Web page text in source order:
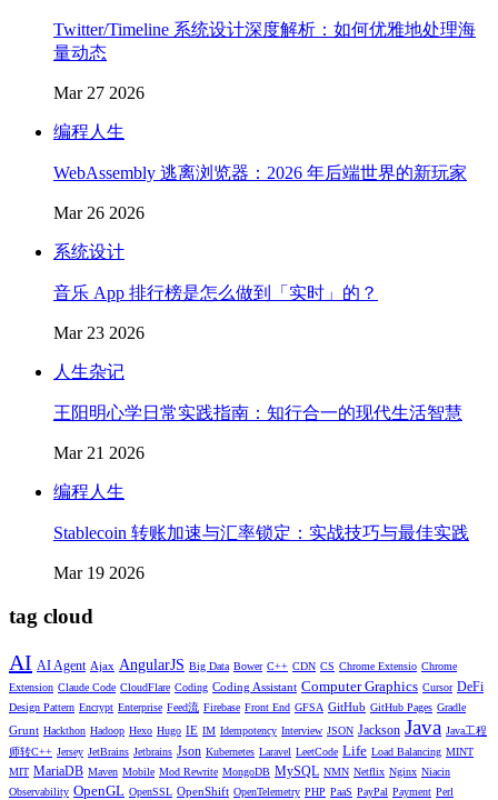
Twitter/Timeline 系统设计深度解析：如何优雅地处理海
量动态
Mar 27 2026
编程人生
WebAssembly 逃离浏览器：2026 年后端世界的新玩家
Mar 26 2026
系统设计
音乐 App 排行榜是怎么做到「实时」的？
Mar 23 2026
人生杂记
王阳明心学日常实践指南：知行合一的现代生活智慧
Mar 21 2026
编程人生
Stablecoin 转账加速与汇率锁定：实战技巧与最佳实践
Mar 19 2026
tag cloud
AI AI Agent Ajax AngularJS Big Data Bower C++ CDN CS Chrome Extensio Chrome
Extension Claude Code CloudFlare Coding Coding Assistant Computer Graphics Cursor DeFi
Design Pattern Encrypt Enterprise Feed流 Firebase Front End GFSA GitHub GitHub Pages Gradle
Grunt Hackthon Hadoop Hexo Hugo IE IM Idempotency Interview JSON Jackson Java Java工程
师转C++ Jersey JetBrains Jetbrains Json Kubernetes Laravel LeetCode Life Load Balancing MINT
MIT MariaDB Maven Mobile Mod Rewrite MongoDB MySQL NMN Netflix Nginx Niacin
Observability OpenGL OpenSSL OpenShift OpenTelemetry PHP PaaS PayPal Payment Perl